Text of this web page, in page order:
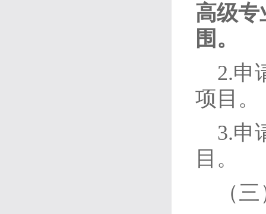
高级专
围。
2.申
项目。
3.申
目。
（